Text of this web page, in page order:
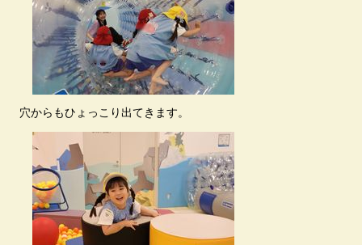
穴からもひょっこり出てきます。